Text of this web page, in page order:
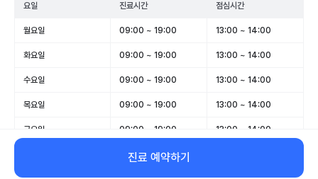
요일 진료시간 점심시간
월요일 09:00 ~ 19:00 13:00 ~ 14:00
화요일 09:00 ~ 19:00 13:00 ~ 14:00
수요일 09:00 ~ 19:00 13:00 ~ 14:00
목요일 09:00 ~ 19:00 13:00 ~ 14:00
금요일 09:00 ~ 19:00 13:00 ~ 14:00
09:00 ~ 14:00
진료 예약하기